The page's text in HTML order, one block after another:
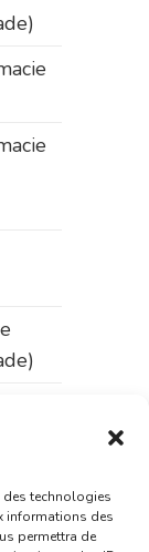
des technologies
informations des
permettra de